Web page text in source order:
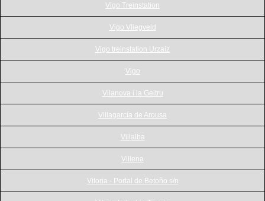
Vigo Treinstation
Vigo Vliegveld
Vigo treinstation Urzaiz
Vigo
Vilanova i la Geltru
Villagarcía de Arousa
Villalba
Villena
Vitoria - Portal de Betoño s/n